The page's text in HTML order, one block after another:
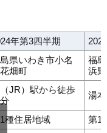
1,252万円 -4.2%
1,078万円 3.4%
966万円 -1.0%
847万円 0.5%
1,098万円 -1.1%
1,128万円 0.5%
年第3四半期
県いわき市小名
畑町
福
浜
JR）駅から徒歩
湯
種住居地域 第1
町黒須野 泉町下川
岩間町植田町 後田町
水町内郷高坂町
宮町江名江畑町
町上小川小川町塩田
町西小川
浜愛宕町小名浜大原
小名浜君ケ塚町